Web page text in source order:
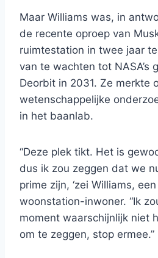
Maar Williams was, in
de recente oproep van
ruimtestation in twee jaar
van te wachten tot NASA’s
Deorbit in 2031. Ze merkte
wetenschappelijke
in het baanlab.
“Deze plek tikt. Het is
dus ik zou zeggen dat we
prime zijn, ‘zei Williams,
woonstation-inwoner. “Ik
moment waarschijnlijk niet
om te zeggen, stop ermee.”